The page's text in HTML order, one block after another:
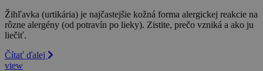
Žihľavka (urtikária) je najčastejšie kožná forma alergickej reakcie na
rôzne alergény (od potravín po lieky). Zistite, prečo vzniká a ako ju
liečiť.
Čítať ďalej
view